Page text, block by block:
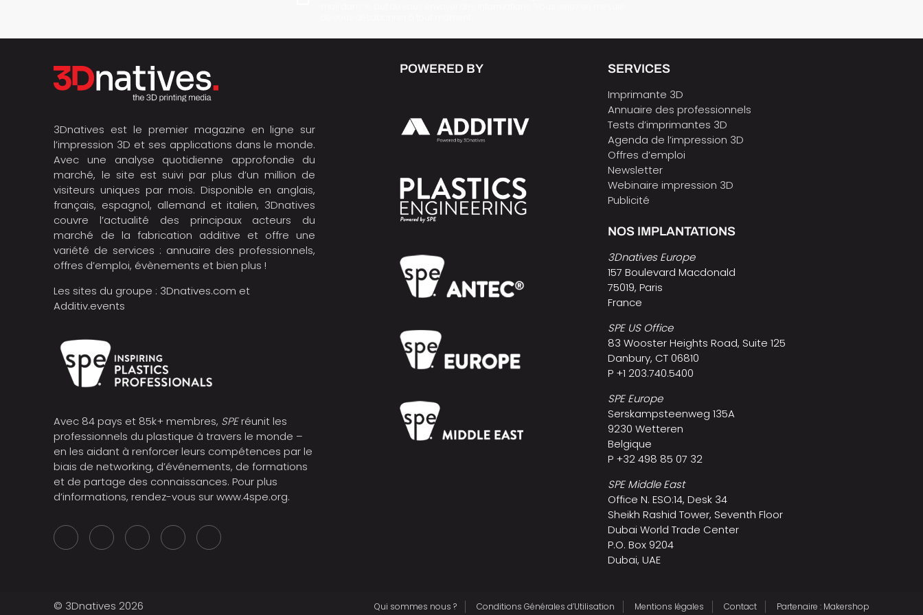
3Dnatives est le premier magazine en ligne sur
l’impression 3D et ses applications dans le monde.
Avec une analyse quotidienne approfondie du
marché, le site est suivi par plus d’un million de
visiteurs uniques par mois. Disponible en anglais,
français, espagnol, allemand et italien, 3Dnatives
couvre l’actualité des principaux acteurs du
marché de la fabrication additive et offre une
variété de services : annuaire des professionnels,
offres d’emploi, évènements et bien plus !
Les sites du groupe : 3Dnatives.com et
Additiv.events
Avec 84 pays et 85k+ membres, SPEréunit les
professionnels du plastique à travers le monde –
en les aidant à renforcer leurs compétences par le
biais de networking, d’événements, de formations
et de partage des connaissances. Pour plus
d’informations, rendez-vous surwww.4spe.org.
POWERED BY SERVICES
Imprimante 3D
Annuaire des professionnels
Tests d’imprimantes 3D
Agenda de l’impression 3D
Offres d’emploi
Newsletter
Webinaire impression 3D
Publicité
NOS IMPLANTATIONS
3Dnatives Europe
157 Boulevard Macdonald
75019, Paris
France
SPE US Office
83 Wooster Heights Road, Suite 125
Danbury, CT 06810
P +1 203.740.5400
SPE Europe
Serskampsteenweg 135A
9230 Wetteren
Belgique
P +32 498 85 07 32
SPE Middle East
Office N. ESO:14, Desk 34
Sheikh Rashid Tower, Seventh Floor
Dubai World Trade Center
P.O. Box 9204
Dubai, UAE
Qui sommes nous ? Conditions Générales d’Utilisation Mentions légales Contact Partenaire : Makershop
© 3Dnatives 2026